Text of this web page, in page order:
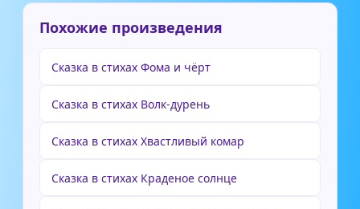
Похожие произведения
Сказка в стихах Фома и чёрт
Сказка в стихах Волк-дурень
Сказка в стихах Хвастливый комар
Сказка в стихах Краденое солнце